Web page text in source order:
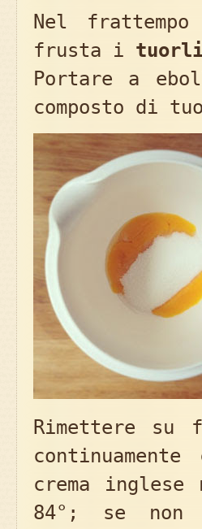
Nel frattempo
frusta i
Portare a
composto di
Rimettere su
crema inglese
84°; se non